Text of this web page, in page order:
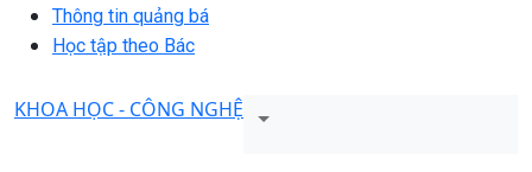
Thông tin quảng bá
Học tập theo Bác
KHOA HỌC - CÔNG NGHỆ